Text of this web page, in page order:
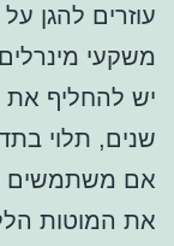
עוזרים להגן
משקעי
יש להחליף את
שנים, תלוי
אם משתמשים
את המוטות